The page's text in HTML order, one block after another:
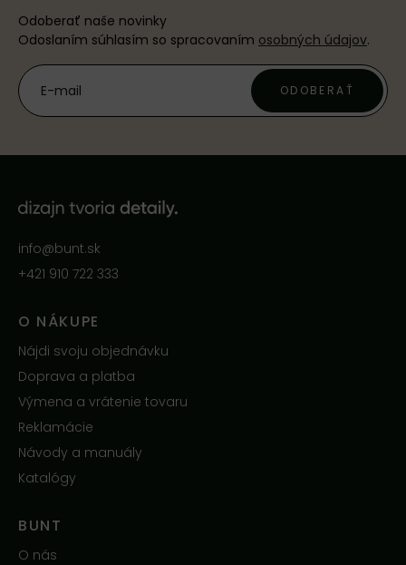
Odoberať naše novinky
Odoslaním súhlasím so spracovaním osobných údajov.
ODOBERAŤ
info@bunt.sk
+421 910 722 333
O NÁKUPE
Nájdi svoju objednávku
Doprava a platba
Výmena a vrátenie tovaru
Reklamácie
Návody a manuály
Katalógy
BUNT
O nás